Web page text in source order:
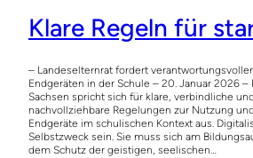
Klare Regeln für
– Landeselternrat fordert
Endgeräten in der Schule – 20. Januar 2026 –
Sachsen spricht sich für klare, verbindliche
nachvollziehbare Regelungen zur Nutzung
Endgeräte im schulischen Kontext aus.
Selbstzweck sein. Sie muss sich am
dem Schutz der geistigen, seelischen…